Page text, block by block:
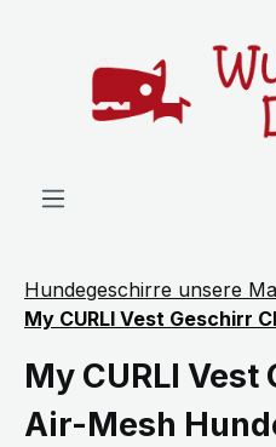
Hundegeschirre unsere
My CURLI Vest Geschirr
My CURLI
Air-Mesh